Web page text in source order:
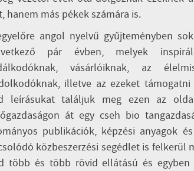
hanem más pékek számára is.
angol nyelvű gyűjteményben
pár évben, melyek
vásárlóiknak, az
illetve az ezeket
leírásukat találjuk meg ezen az
át egy cseh bio
publikációk, képzési anyagok
közbeszerzési segédlet is felkerül
több és több rövid ellátású és egyben